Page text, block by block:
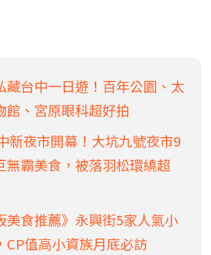
藏台中一日遊！百年公園、太
館、宮原眼科超好拍
新夜市開幕！大坑九號夜市9
無霸美食，被落羽松環繞超
美食推薦》永興街5家人氣小
CP值高小資族月底必訪